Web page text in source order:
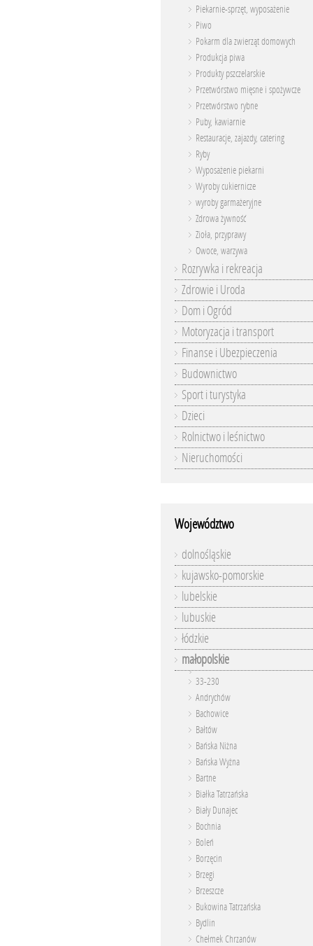
Piekarnie-sprzęt, wyposażenie
Piwo
Pokarm dla zwierząt domowych
Produkcja piwa
Produkty pszczelarskie
Przetwórstwo mięsne i spożywcze
Przetwórstwo rybne
Puby, kawiarnie
Restauracje, zajazdy, catering
Ryby
Wyposażenie piekarni
Wyroby cukiernicze
wyroby garmażeryjne
Zdrowa żywność
Zioła, przyprawy
Owoce, warzywa
Rozrywka i rekreacja
Zdrowie i Uroda
Dom i Ogród
Motoryzacja i transport
Finanse i Ubezpieczenia
Budownictwo
Sport i turystyka
Dzieci
Rolnictwo i leśnictwo
Nieruchomości
Województwo
dolnośląskie
kujawsko-pomorskie
lubelskie
lubuskie
łódzkie
małopolskie
33-230
Andrychów
Bachowice
Bałtów
Bańska Niżna
Bańska Wyżna
Bartne
Białka Tatrzańska
Biały Dunajec
Bochnia
Boleń
Borzęcin
Brzegi
Brzeszcze
Bukowina Tatrzańska
Bydlin
Chełmek Chrzanów